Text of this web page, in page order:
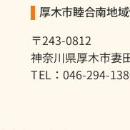
厚木市睦合南地
〒243-0812
神奈川県厚木市妻
TEL：046-294-